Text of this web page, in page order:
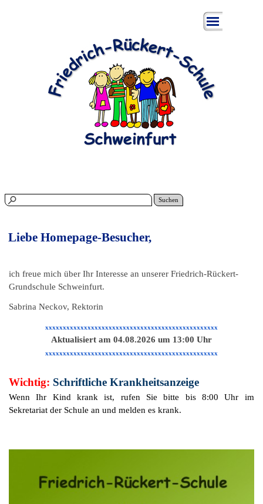
Suchen
Liebe Homepage-Besucher,
ich freue mich über Ihr Interesse an unserer Friedrich-Rückert-
Grundschule Schweinfurt.
Sabrina Neckov, Rektorin
xxxxxxxxxxxxxxxxxxxxxxxxxxxxxxxxxxxxxxxxxxxxxxxxx
Aktualisiert am 04.08.2026 um 13:00 Uhr
xxxxxxxxxxxxxxxxxxxxxxxxxxxxxxxxxxxxxxxxxxxxxxxxx
Wichtig: Schriftliche Krankheitsanzeige
Wenn Ihr Kind krank ist, rufen Sie bitte bis 8:00 Uhr im
Sekretariat der Schule an und melden es krank.